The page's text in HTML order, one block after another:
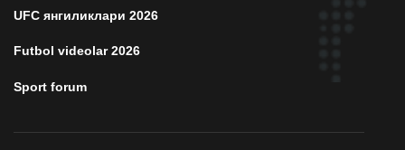
UFC янгиликлари 2026
Futbol videolar 2026
Sport forum